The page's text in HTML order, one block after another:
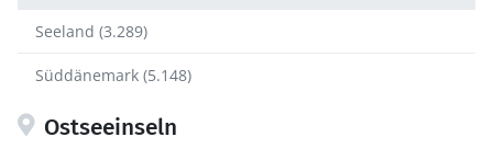
Seeland (3.289)
Süddänemark (5.148)
Ostseeinseln